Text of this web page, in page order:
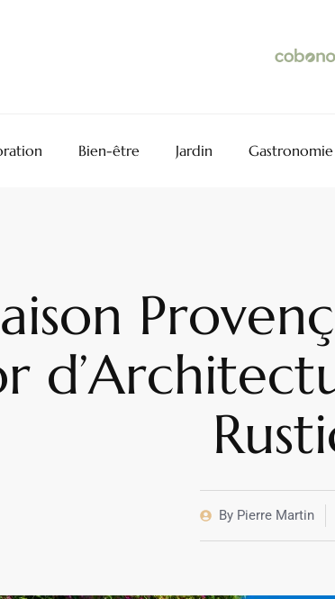
Bien-être Jardin Gastronomie
ByPierre Martin